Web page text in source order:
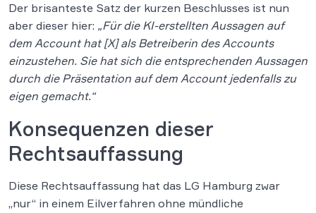
Der brisanteste Satz der kurzen Beschlusses ist nun
aber dieser hier: „Für die KI-erstellten Aussagen auf
dem Account hat [X] als Betreiberin des Accounts
einzustehen. Sie hat sich die entsprechenden Aussagen
durch die Präsentation auf dem Account jedenfalls zu
eigen gemacht.“
Konsequenzen dieser
Rechtsauffassung
Diese Rechtsauffassung hat das LG Hamburg zwar
„nur“ in einem Eilverfahren ohne mündliche